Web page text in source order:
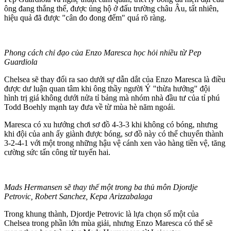
ông đang thắng thế, được ủng hộ ở đấu trường châu Âu, tất nhiên,
hiệu quả đã được "cân đo đong đếm" quá rõ ràng.
Phong cách chỉ đạo của Enzo Maresca học hỏi nhiều từ Pep
Guardiola
Chelsea sẽ thay đổi ra sao dưới sự dẫn dắt của Enzo Maresca là điều
được dư luận quan tâm khi ông thầy người Ý "thừa hưởng" đội
hình trị giá không dưới nửa tỉ bảng mà nhóm nhà đầu tư của tỉ phú
Todd Boehly mạnh tay đưa về từ mùa hè năm ngoái.
Maresca có xu hướng chơi sơ đồ 4-3-3 khi không có bóng, nhưng
khi đội của anh ấy giành được bóng, sơ đồ này có thể chuyển thành
3-2-4-1 với một trong những hậu vệ cánh xen vào hàng tiền vệ, tăng
cường sức tấn công từ tuyến hai.
Mads Hermansen sẽ thay thế một trong ba thủ môn Djordje
Petrovic, Robert Sanchez, Kepa Arizzabalaga
Trong khung thành, Djordje Petrovic là lựa chọn số một của
Chelsea trong phần lớn mùa giải, nhưng Enzo Maresca có thể sẽ